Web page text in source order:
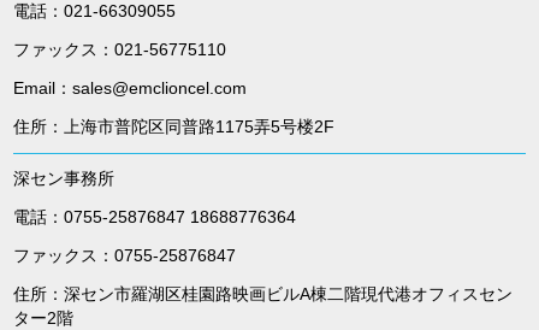
電話：021-66309055
ファックス：021-56775110
Email：sales@emclioncel.com
住所：上海市普陀区同普路1175弄5号楼2F
深セン事務所
電話：0755-25876847 18688776364
ファックス：0755-25876847
住所：深セン市羅湖区桂園路映画ビルA棟二階現代港オフィスセン
ター2階